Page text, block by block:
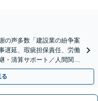
の声多数「建設業の紛争案
遅延、瑕疵担保責任、労働
・清算サポート／人間関係
面談／夜間相談
る